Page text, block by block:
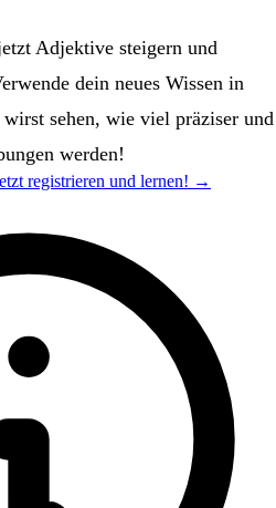
Adjektive steigern und
dein neues Wissen in
sehen, wie viel präziser und
werden!
registrieren und lernen! →